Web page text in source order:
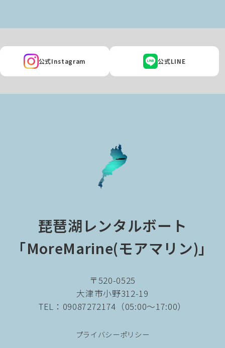
公式Instagram 公式LINE
琵琶湖レンタルボート
「MoreMarine(モアマリン)」
〒520-0525
大津市小野312-19
TEL：09087272174（05:00～17:00）
プライバシーポリシー